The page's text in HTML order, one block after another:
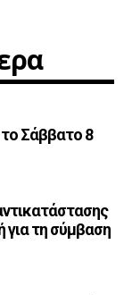
Σάββατο 8
για τη σύμβαση